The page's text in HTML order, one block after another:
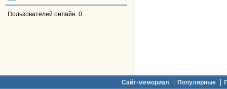
Пользователей онлайн: 0.
Сайт-мемориал Популярные